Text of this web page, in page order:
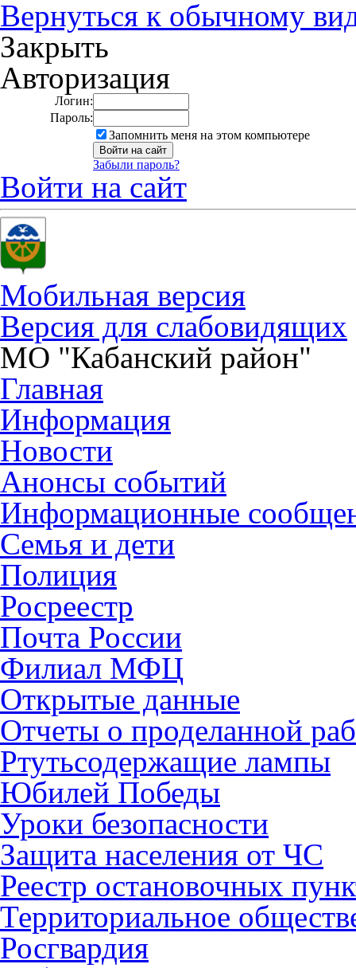
Вернуться к обычному
Закрыть
Авторизация
Логин:
Пароль:
Запомнить меня на этом компьютере
Забыли пароль?
Войти на сайт
Мобильная версия
Версия для слабовидящих
МО "Кабанский район"
Главная
Информация
Новости
Анонсы событий
Информационные
Семья и дети
Полиция
Росреестр
Почта России
Филиал МФЦ
Открытые данные
Отчеты о проделанной
Ртутьсодержащие лампы
Юбилей Победы
Уроки безопасности
Защита населения от ЧС
Реестр остановочных
Территориальное
Росгвардия